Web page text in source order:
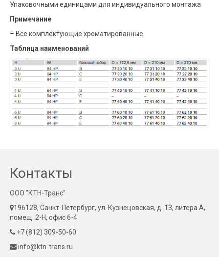
Упаковочными единицами для индивидуального монтажа
Примечание
– Все комплектующие хроматированные
Таблица наименований
Контакты
ООО "КТН-Транс"
196128, Санкт-Петербург, ул. Кузнецовская, д. 13, литера А,
помещ. 2-Н, офис 6-4
+7 (812) 309-50-60
info@ktn-trans.ru